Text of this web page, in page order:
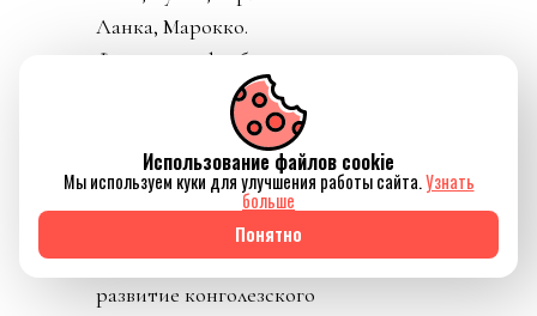
Ланка, Марокко.
Федерация футбола
Конго пришла тоже
уточнить, где за
поддержку Инфантино
им выдадут их взятку и
поблагодарить лично
товарища Инфантино за
развитие конголезского
Использование файлов cookie
Мы используем куки для улучшения работы сайта.Узнать
больше
Понятно